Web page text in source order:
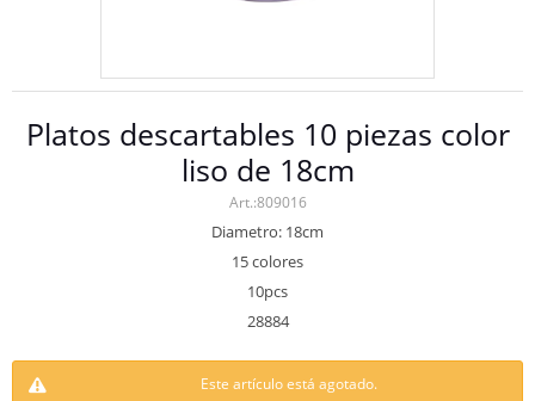
Platos descartables 10 piezas color
liso de 18cm
809016
Diametro: 18cm
15 colores
10pcs
28884
Este artículo está agotado.